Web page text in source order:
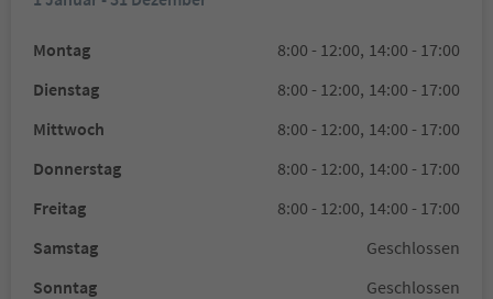
Montag 8:00 - 12:00, 14:00 - 17:00
Dienstag
8:00 - 12:00, 14:00 - 17:00
Mittwoch
8:00 - 12:00, 14:00 - 17:00
Donnerstag
8:00 - 12:00, 14:00 - 17:00
Freitag
8:00 - 12:00, 14:00 - 17:00
Samstag
Geschlossen
Sonntag
Geschlossen